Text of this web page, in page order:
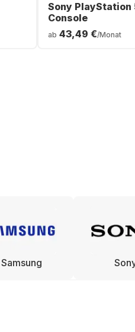
Sony PlayStation
Console
ab 43,49 €/Monat
Samsung